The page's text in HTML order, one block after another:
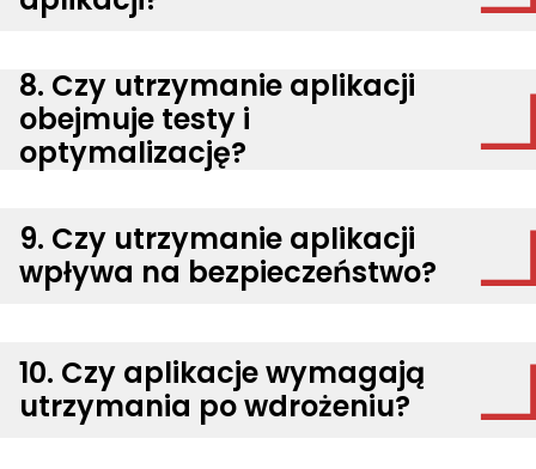
8. Czy utrzymanie aplikacji
obejmuje testy i
optymalizację?
9. Czy utrzymanie aplikacji
wpływa na bezpieczeństwo?
10. Czy aplikacje wymagają
utrzymania po wdrożeniu?